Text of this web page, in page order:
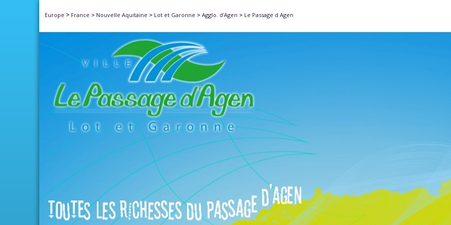
Europe > France > Nouvelle Aquitaine > Lot et Garonne > Agglo. d'Agen > Le Passage d Agen